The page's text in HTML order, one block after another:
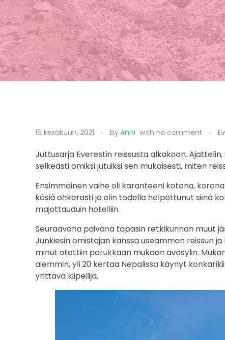
v
e
r
e
s
t
:
v
15 kesäkuun, 2021 by Anni with no comment
Juttusarja Everestin reissusta alkakoon.
selkeästi omiksi jutuiksi sen mukaisesti, miten
Ensimmäinen vaihe oli karanteeni kotona,
käsiä ahkerasti ja olin todella helpottunut siinä
majottauduin hotelliin.
Seuraavana päivänä tapasin retkikunnan muut
Junkiesin omistajan kanssa useamman reissun
minut otettiin porukkaan mukaan avosylin.
aiemmin, yli 20 kertaa Nepalissa käynyt
yrittävä kiipeilijä.